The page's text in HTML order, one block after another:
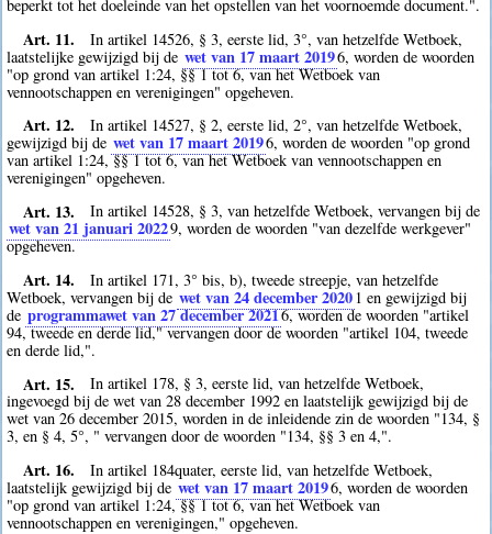
beperkt tot het doeleinde van het opstellen van het voornoemde document.".
Art. 11.
In artikel 14526, § 3, eerste lid, 3°, van hetzelfde Wetboek,
laatstelijke gewijzigd bij de wet van 17 maart 20196, worden de woorden
"op grond van artikel 1:24, §§ 1 tot 6, van het Wetboek van
vennootschappen en verenigingen" opgeheven.
Art. 12.
In artikel 14527, § 2, eerste lid, 2°, van hetzelfde Wetboek,
gewijzigd bij de wet van 17 maart 20196, worden de woorden "op grond
van artikel 1:24, §§ 1 tot 6, van het Wetboek van vennootschappen en
verenigingen" opgeheven.
Art. 13. In artikel 14528, § 3, van hetzelfde Wetboek, vervangen bij de
wet van 21 januari 20229, worden de woorden "van dezelfde werkgever"
opgeheven.
Art. 14.
In artikel 171, 3° bis, b), tweede streepje, van hetzelfde
Wetboek, vervangen bij de wet van 24 december 2020 1 en gewijzigd bij
de programmawet van 27 december 20216, worden de woorden "artikel
94, tweede en derde lid," vervangen door de woorden "artikel 104, tweede
en derde lid,".
Art. 15.
In artikel 178, § 3, eerste lid, van hetzelfde Wetboek,
ingevoegd bij de wet van 28 december 1992 en laatstelijk gewijzigd bij de
wet van 26 december 2015, worden in de inleidende zin de woorden "134, §
3, en § 4, 5°, " vervangen door de woorden "134, §§ 3 en 4,".
Art. 16.
In artikel 184quater, eerste lid, van hetzelfde Wetboek,
laatstelijk gewijzigd bij de wet van 17 maart 20196, worden de woorden
"op grond van artikel 1:24, §§ 1 tot 6, van het Wetboek van
vennootschappen en verenigingen," opgeheven.